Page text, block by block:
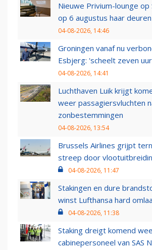
Nieuwe Privium-lounge op
op 6 augustus haar deuren
04-08-2026, 14:46
Groningen vanaf nu
Esbjerg: 'scheelt zeven
04-08-2026, 14:41
Luchthaven Luik krijgt
weer passagiersvluchten
zonbestemmingen
04-08-2026, 13:54
Brussels Airlines grijpt
streep door
04-08-2026, 11:47
Stakingen en dure
winst Lufthansa hard
04-08-2026, 11:38
Staking dreigt komend
cabinepersoneel van SAS